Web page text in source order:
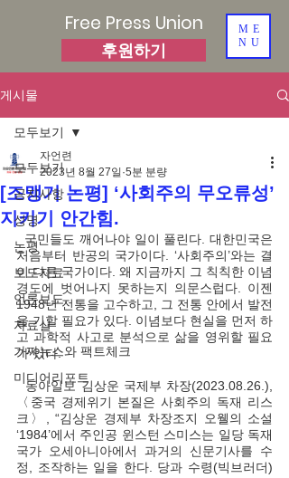
Free Press Union
후원하기
ME
NU
게시물
모두보기
공지사항
성명
논평
보도자료
언론보도
자료실
가짜뉴스와 팩트체크
미디어리포트
모두보기
[조맹기 논평] ‘사회주의 무오류성’
지키기 안간힘.
자언련
2023년 8월 27일 5분 분량
  국민들도 깨어나야 일이 풀린다. 대한민국은
처음부터 반공의 국가이다. ‘사회주의’와는 결
이 다른 국가이다. 왜 지금까지 그 칙칙한 이념
경도에 벗어나지 못하는지 의문스럽다. 이젠
1948년 전통을 고수하고, 그 전통 안에서 발전
을 기할 필요가 있다. 이념보다 현실을 먼저 하
고 과학적 사고로 분석으로 삶을 영위할 필요
가 있다.
  동아일보 김상운 국제부 차장(2023.08.26.),
〈중국 경제위기 본질은 사회주의 독재 리스
크〉, “김상운 경제부 차장조지 오웰의 소설
‘1984’에서 주인공 윈스턴 스미스는 일당 독재
국가 오세아니아에서 과거의 신문기사를 수
정, 조작하는 일을 한다. 당과 수령(빅브러더)